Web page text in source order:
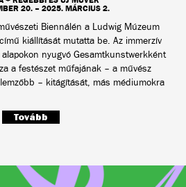
20. – 2025. MÁRCIUS 2.
Biennálén a Ludwig Múzeum
kiállítását mutatta be. Az immerzív
nyugvó Gesamtkunstwerkként
a festészet műfajának – a művész
– kitágítását, más médiumokra
Tovább